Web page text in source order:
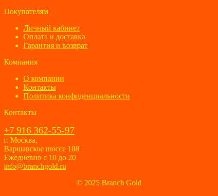
Покупателям
Личный кабинет
Оплата и доставка
Гарантия и возврат
Компания
О компании
Контакты
Политика конфиденциальности
Контакты
+7 916 362-55-97
г. Москва,
Варшавское шоссе 108
Ежедневно с 10 до 20
info@branchgold.ru
© 2025 Branch Gold